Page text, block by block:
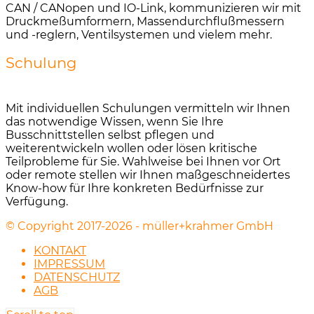
CAN / CANopen und IO-Link, kommunizieren wir mit
Druckmeßumformern, Massendurch­flußmessern
und -reglern, Ventilsystemen und vielem mehr.
Schulung
Mit individuellen Schulungen vermitteln wir Ihnen
das notwendige Wissen, wenn Sie Ihre
Busschnittstellen selbst pflegen und
weiterentwickeln wollen oder lösen kritische
Teilprobleme für Sie. Wahlweise bei Ihnen vor Ort
oder remote stellen wir Ihnen maßgeschneidertes
Know-how für Ihre kon­kreten Bedürfnisse zur
Verfügung.
© Copyright 2017-2026 - müller+krahmer GmbH
KONTAKT
IMPRESSUM
DATENSCHUTZ
AGB